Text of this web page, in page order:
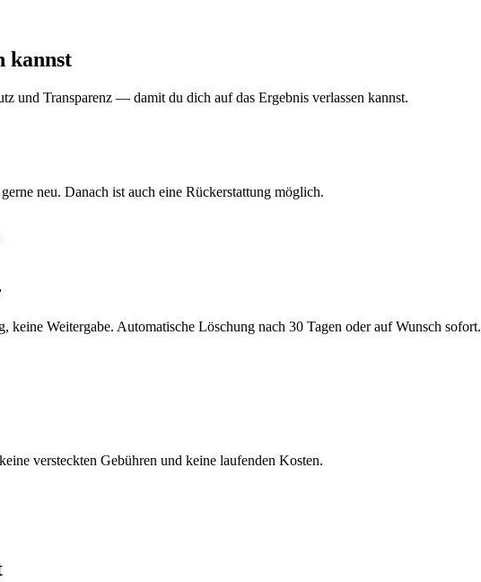
kannst
und Transparenz — damit du dich auf das Ergebnis verlassen kannst.
neu. Danach ist auch eine Rückerstattung möglich.
Weitergabe. Automatische Löschung nach 30 Tagen oder auf Wunsch sofort.
versteckten Gebühren und keine laufenden Kosten.